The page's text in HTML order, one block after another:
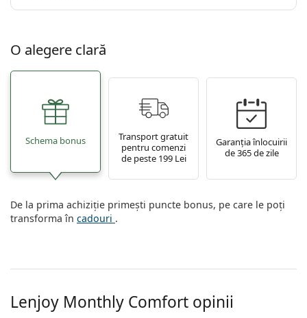
O alegere clară
Schema bonus
Transport gratuit
pentru comenzi
de peste 199 Lei
Garanția înlocuirii
de 365 de zile
De la prima achiziție primești puncte bonus, pe care le poți
transforma în cadouri .
Lenjoy Monthly Comfort opinii